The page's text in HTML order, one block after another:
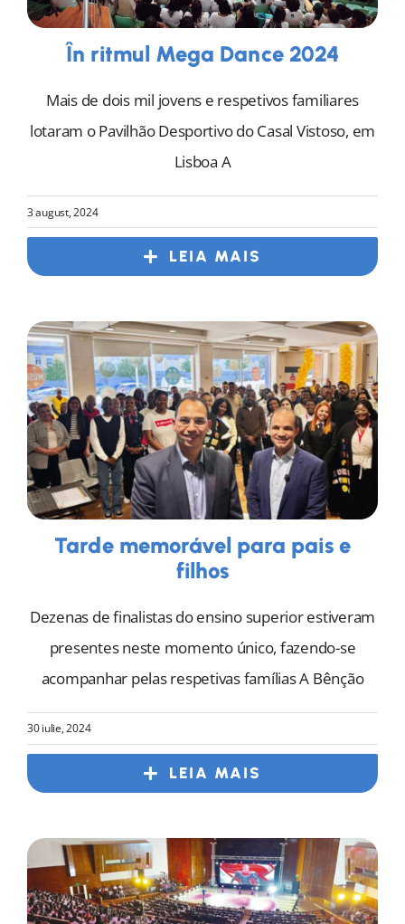
În ritmul Mega Dance 2024
Mais de dois mil jovens e respetivos familiares
lotaram o Pavilhão Desportivo do Casal Vistoso, em
Lisboa A
3 august, 2024
LEIA MAIS
Tarde memorável para pais e
filhos
Dezenas de finalistas do ensino superior estiveram
presentes neste momento único, fazendo-se
acompanhar pelas respetivas famílias A Bênção
30 iulie, 2024
LEIA MAIS